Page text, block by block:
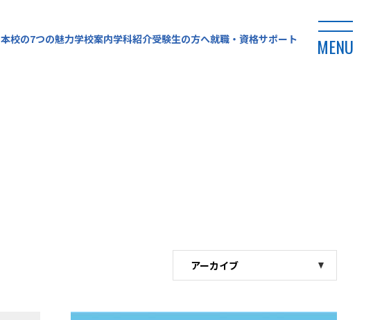
本校の7つの魅力学校案内学科紹介受験生の方へ就職・資格サポート MENU